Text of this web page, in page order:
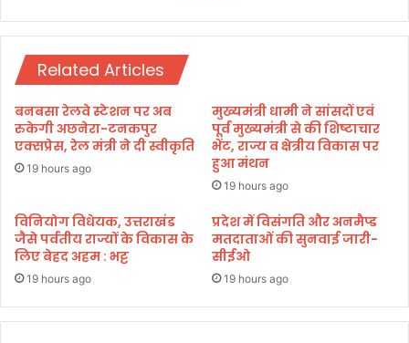
ई
क
,
ए
क
की
मौ
गं
भी
र
Related Articles
बनबसा रेलवे स्टेशन पर अब
रुकेगी अछनेरा-टनकपुर
एक्सप्रेस, रेल मंत्री ने दी स्वीकृति
19 hours ago
मुख्यमंत्री धामी ने सांसदों एवं
पूर्व मुख्यमंत्री से की शिष्टाचार
भेंट, राज्य व क्षेत्रीय विकास पर
हुआ मंथन
19 hours ago
विनियोग विधेयक, उत्तराखंड
जैसे पर्वतीय राज्यों के विकास के
लिए बेहद अहम : भट्ट
19 hours ago
प्रदेश में विसंगति और अनमैप्ड
मतदाताओं की सुनवाई जारी-
सीईओ
19 hours ago